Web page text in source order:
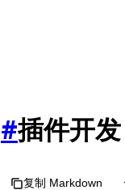
#插件开发
复制 Markdown